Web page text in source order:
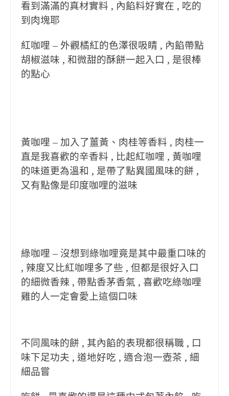
看到滿滿的真材實料 , 內餡料好實在 , 吃的
到肉塊耶
紅咖哩 – 外觀橘紅的色澤很吸睛 , 內餡帶點
胡椒滋味 , 和微甜的酥餅一起入口 , 是很棒
的點心
黃咖哩 – 加入了薑黃、肉桂等香料 , 肉桂一
直是我喜歡的辛香料 , 比起紅咖哩 , 黃咖哩
的味道更為溫和 , 是帶了點異國風味的餅 ,
又有點像是印度咖哩的滋味
綠咖哩 – 沒想到綠咖哩竟是其中最重口味的
, 辣度又比紅咖哩多了些 , 但都是很好入口
的細微香辣 , 帶點香茅香氣 , 喜歡吃綠咖哩
雞的人一定會愛上這個口味
不同風味的餅 , 其內餡的表現都很稱職 , 口
味下足功夫 , 道地好吃 , 適合泡一壺茶 , 細
細品嘗